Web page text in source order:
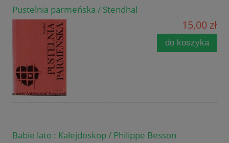
Pustelnia parmeńska / Stendhal
15,00 zł
do koszyka
Babie lato : Kalejdoskop / Philippe Besson